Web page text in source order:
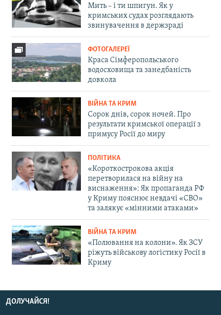
Мить – і ти шпигун. Як у
кримських судах розглядають
звинувачення в держзраді
ФОТОГАЛЕРЕЇ
Краса Сімферопольського
водосховища та занедбаність
довкола
ВІЙНА ТА КРИМ
Сорок днів, сорок ночей. Про
результати кримської операції з
примусу Росії до миру
ПОЛІТИКА
«Короткострокова акція
перетворилася на війну на
виснаження»: Як пропаганда РФ
у Криму пояснює невдачі «СВО»
та залякує «мінними атаками»
ВІЙНА ТА КРИМ
«Полювання на колони». Як ЗСУ
ріжуть військову логістику Росії в
Криму
ДОЛУЧАЙСЯ!